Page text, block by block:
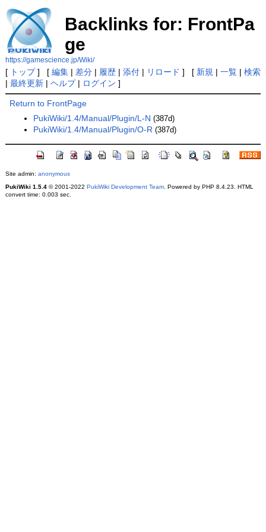
Backlinks for: FrontPa
ge
https://gamescience.jp/Wiki/
[ トップ] [ 編集| 差分| 履歴| 添付| リロード ] [ 新規 | 一覧| 検索
| 最終更新| ヘルプ| ログイン ]
Return to FrontPage
PukiWiki/1.4/Manual/Plugin/L-N (387d)
PukiWiki/1.4/Manual/Plugin/O-R (387d)
Site admin: anonymous
PukiWiki 1.5.4© 2001-2022 PukiWiki Development Team. Powered by PHP 8.4.23. HTML
convert time: 0.003 sec.